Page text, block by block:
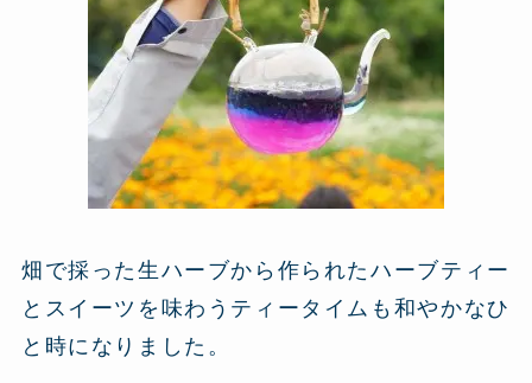
畑で採った生ハーブから作られたハーブティー
とスイーツを味わうティータイムも和やかなひ
と時になりました。